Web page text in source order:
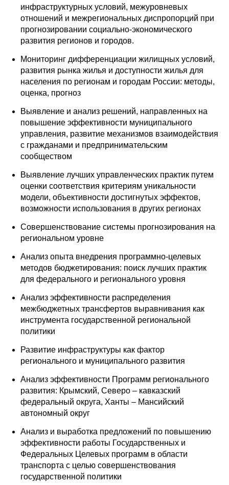
инфраструктурных условий, межуровневых
отношений и межрегиональных диспропорций при
прогнозировании социально-экономического
развития регионов и городов.
Мониторинг дифференциации жилищных условий,
развития рынка жилья и доступности жилья для
населения по регионам и городам России: методы,
оценка, прогноз
Выявление и анализ решений, направленных на
повышение эффективности муниципального
управления, развитие механизмов взаимодействия
с гражданами и предпринимательским
сообществом
Выявление лучших управленческих практик путем
оценки соответствия критериям уникальности
модели, объективности достигнутых эффектов,
возможности использования в других регионах
Совершенствование системы прогнозирования на
региональном уровне
Анализ опыта внедрения программно-целевых
методов бюджетирования: поиск лучших практик
для федерального и регионального уровня
Анализ эффективности распределения
межбюджетных трансфертов выравнивания как
инструмента государственной региональной
политики
Развитие инфраструктуры как фактор
регионального и муниципального развития
Анализ эффективности Программ регионального
развития: Крымский, Северо – кавказский
федеральный округа, Ханты – Мансийский
автономный округ
Анализ и выработка предложений по повышению
эффективности работы Государственных и
Федеральных Целевых программ в области
транспорта с целью совершенствования
государственной политики